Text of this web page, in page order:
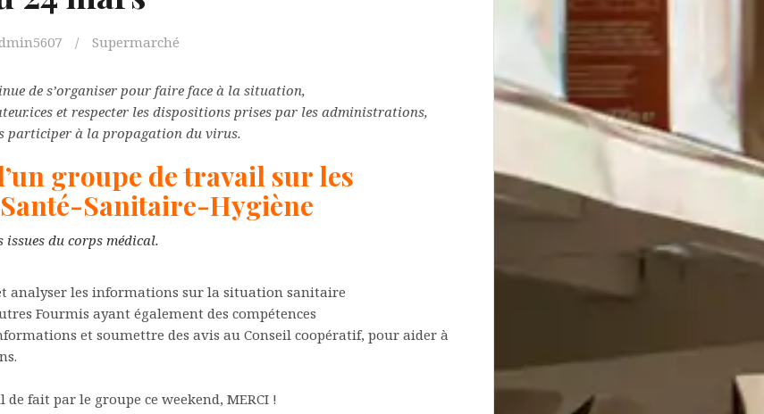
Supermarché
de s’organiser pour faire face à la situation,
et respecter les dispositions prises par les administrations,
participer à la propagation du virus.
groupe de travail sur les
Sanitaire-Hygiène
issues du corps médical.
analyser les informations sur la situation sanitaire
Fourmis ayant également des compétences
et soumettre des avis au Conseil coopératif, pour aider à
fait par le groupe ce weekend, MERCI !